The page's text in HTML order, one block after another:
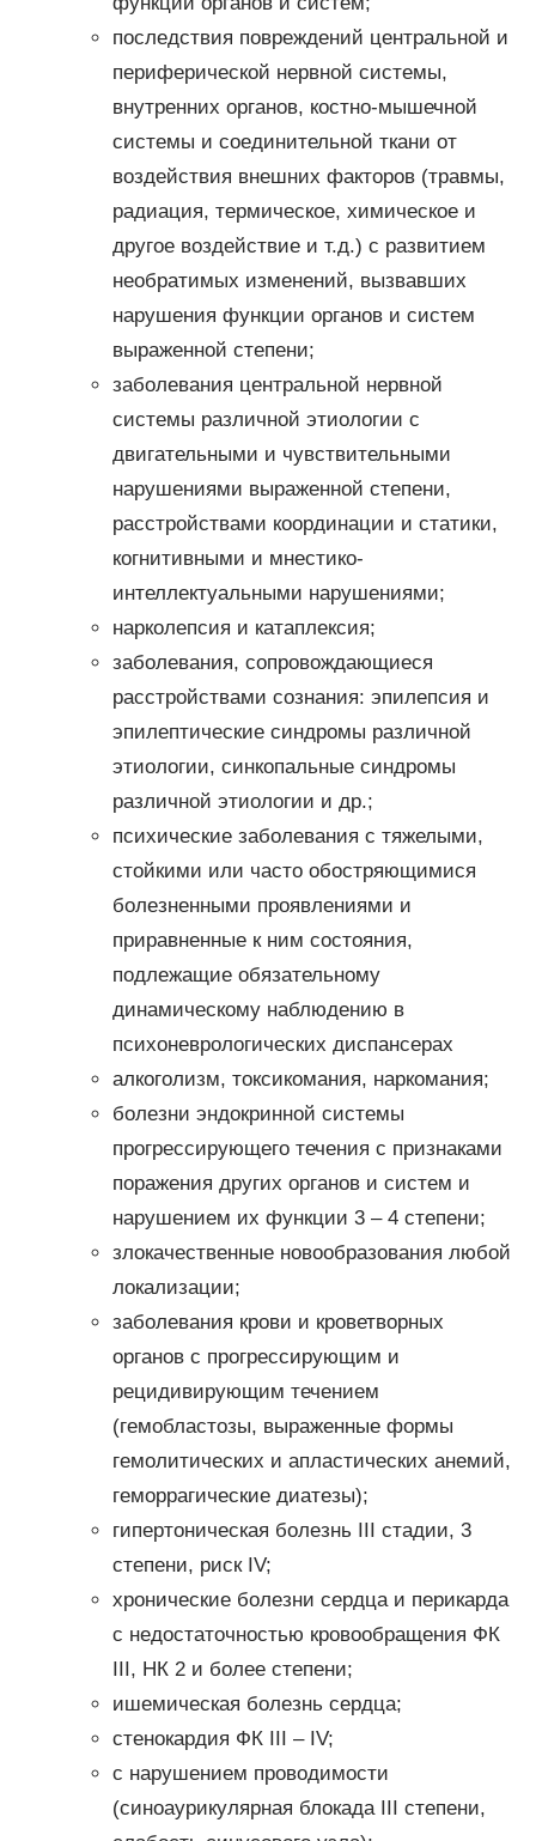
последствия повреждений центральной и
периферической нервной системы,
внутренних органов, костно-мышечной
системы и соединительной ткани от
воздействия внешних факторов (травмы,
радиация, термическое, химическое и
другое воздействие и т.д.) с развитием
необратимых изменений, вызвавших
нарушения функции органов и систем
выраженной степени;
заболевания центральной нервной
системы различной этиологии с
двигательными и чувствительными
нарушениями выраженной степени,
расстройствами координации и статики,
когнитивными и мнестико-
интеллектуальными нарушениями;
нарколепсия и катаплексия;
заболевания, сопровождающиеся
расстройствами сознания: эпилепсия и
эпилептические синдромы различной
этиологии, синкопальные синдромы
различной этиологии и др.;
психические заболевания с тяжелыми,
стойкими или часто обостряющимися
болезненными проявлениями и
приравненные к ним состояния,
подлежащие обязательному
динамическому наблюдению в
психоневрологических диспансерах
алкоголизм, токсикомания, наркомания;
болезни эндокринной системы
прогрессирующего течения с признаками
поражения других органов и систем и
нарушением их функции 3 – 4 степени;
злокачественные новообразования любой
локализации;
заболевания крови и кроветворных
органов с прогрессирующим и
рецидивирующим течением
(гемобластозы, выраженные формы
гемолитических и апластических анемий,
геморрагические диатезы);
гипертоническая болезнь III стадии, 3
степени, риск IV;
хронические болезни сердца и перикарда
с недостаточностью кровообращения ФК
III, НК 2 и более степени;
ишемическая болезнь сердца;
стенокардия ФК III – IV;
с нарушением проводимости
(синоаурикулярная блокада III степени,